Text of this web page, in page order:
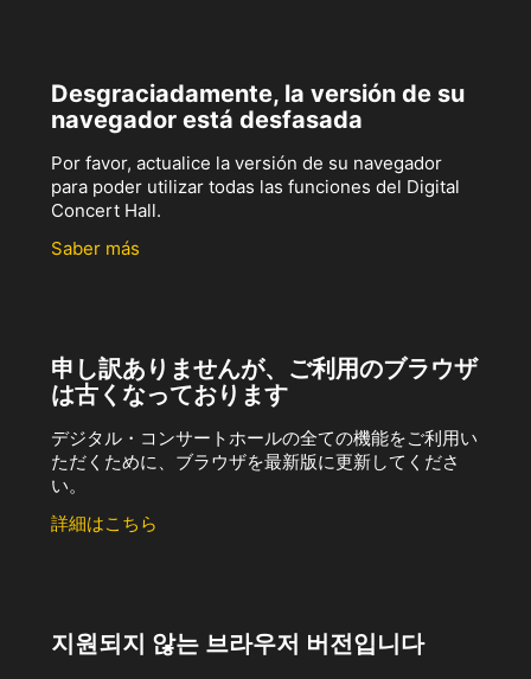
Desgraciadamente, la versión de su
navegador está desfasada
Por favor, actualice la versión de su navegador
para poder utilizar todas las funciones del Digital
Concert Hall.
Saber más
申し訳ありませんが、ご利用のブラウザ
は古くなっております
デジタル・コンサートホールの全ての機能をご利用い
ただくために、ブラウザを最新版に更新してくださ
い。
詳細はこちら
지원되지 않는 브라우저 버전입니다